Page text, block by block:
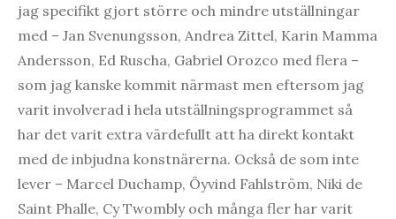
jag specifikt gjort större och mindre utställningar
med – Jan Svenungsson, Andrea Zittel, Karin Mamma
Andersson, Ed Ruscha, Gabriel Orozco med flera –
som jag kanske kommit närmast men eftersom jag
varit involverad i hela utställningsprogrammet så
har det varit extra värdefullt att ha direkt kontakt
med de inbjudna konstnärerna. Också de som inte
lever – Marcel Duchamp, Öyvind Fahlström, Niki de
Saint Phalle, Cy Twombly och många fler har varit